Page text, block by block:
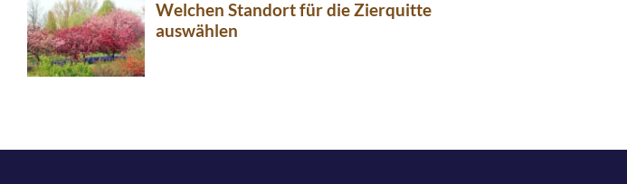
Welchen Standort für die Zierquitte
auswählen